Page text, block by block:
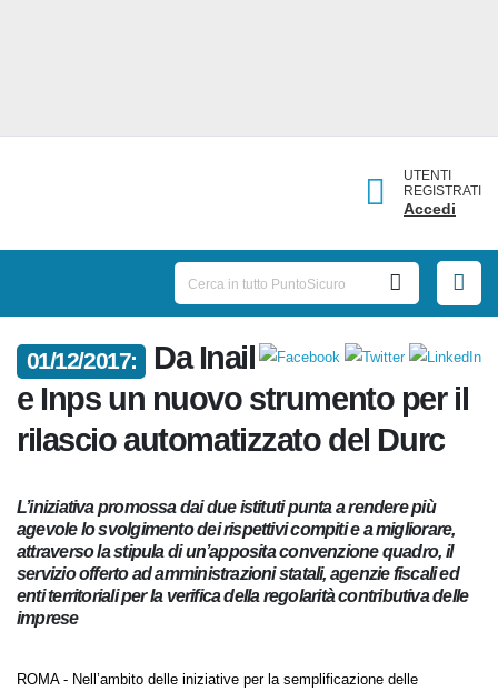
UTENTI
REGISTRATI
Accedi
01/12/2017:
Da
Inail e Inps un nuovo
strumento per il rilascio
automatizzato del Durc
L’iniziativa promossa dai due istituti punta a rendere più
agevole lo svolgimento dei rispettivi compiti e a migliorare,
attraverso la stipula di un’apposita convenzione quadro, il
servizio offerto ad amministrazioni statali, agenzie fiscali